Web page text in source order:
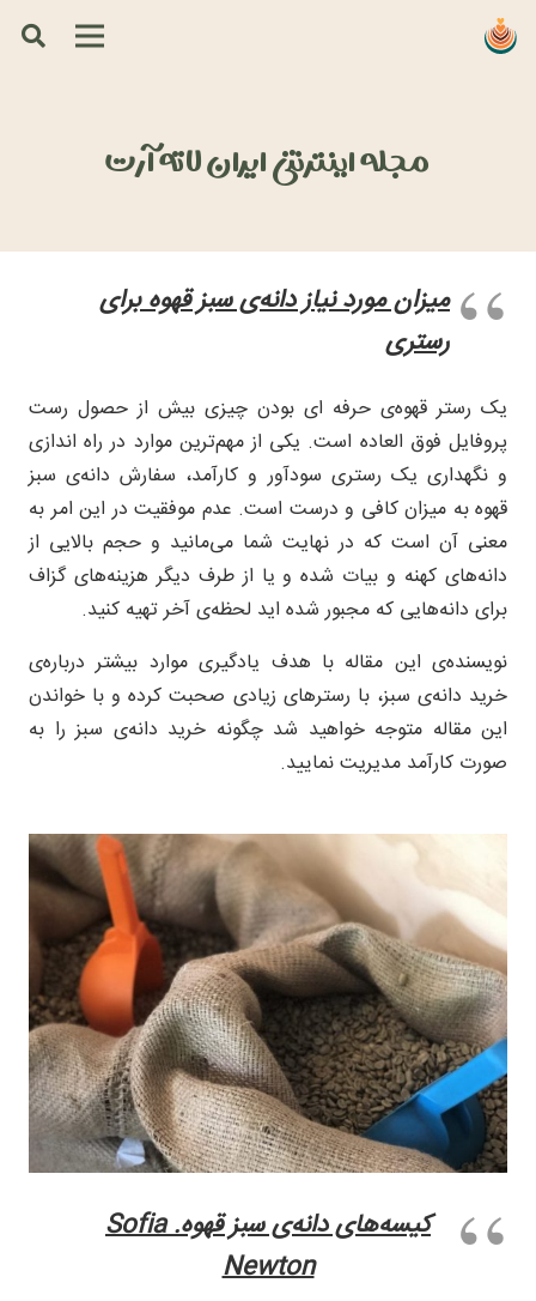
مجله اینترنتی ایران لاته آرت
میزان مورد نیاز دانه‌ی سبز قهوه برای
رستری
یک رستر قهوه‌ی حرفه ای بودن چیزی بیش از حصول رست
پروفایل فوق العاده است. یکی از مهم‌ترین موارد در راه اندازی
و نگهداری یک رستری سودآور و کارآمد، سفارش دانه‌ی سبز
قهوه به میزان کافی و درست است. عدم موفقیت در این امر به
معنی آن است که در نهایت شما می‌مانید و حجم بالایی از
دانه‌های کهنه و بیات شده و یا از طرف دیگر هزینه‌های گزاف
برای دانه‌هایی که مجبور شده اید لحظه‌ی آخر تهیه کنید.
نویسنده‌ی این مقاله با هدف یادگیری موارد بیشتر درباره‌ی
خرید دانه‌ی سبز، با رسترهای زیادی صحبت کرده و با خواندن
این مقاله متوجه خواهید شد چگونه خرید دانه‌ی سبز را به
صورت کارآمد مدیریت نمایید.
کیسه‌های دانه‌ی سبز قهوه. Sofia
Newton